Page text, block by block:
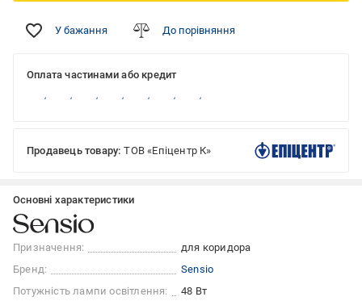
У бажання До порівняння
Оплата частинами або кредит
Продавець товару: ТОВ «Епіцентр К»
Основні характеристики
Призначення:
для коридора
Бренд:
Sensio
Потужність лампи освітлення:
48 Вт